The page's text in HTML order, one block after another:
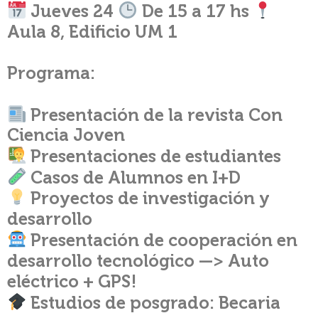
Jueves 24
De 15 a 17 hs
Aula 8, Edificio UM 1
Programa:
Presentación de la revista Con
Ciencia Joven
Presentaciones de estudiantes
Casos de Alumnos en I+D
Proyectos de investigación y
desarrollo
Presentación de cooperación en
desarrollo tecnológico —> Auto
eléctrico + GPS!
Estudios de posgrado: Becaria